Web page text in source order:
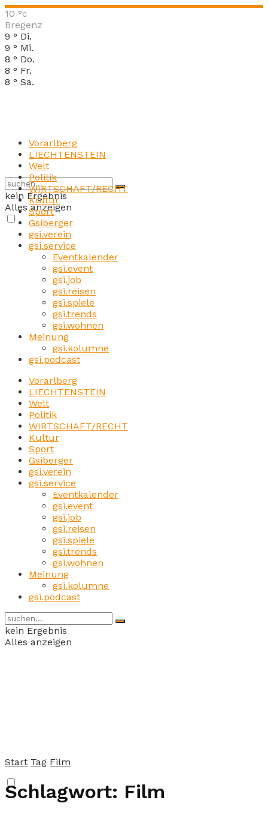
10 °c
Bregenz
9 ° Di.
9 ° Mi.
8 ° Do.
8 ° Fr.
8 ° Sa.
kein Ergebnis
Alles anzeigen
Vorarlberg
LIECHTENSTEIN
Welt
Politik
WIRTSCHAFT/RECHT
Kultur
Sport
Gsiberger
gsi.verein
gsi.service
Eventkalender
gsi.event
gsi.job
gsi.reisen
gsi.spiele
gsi.trends
gsi.wohnen
Meinung
gsi.kolumne
gsi.podcast
Vorarlberg
LIECHTENSTEIN
Welt
Politik
WIRTSCHAFT/RECHT
Kultur
Sport
Gsiberger
gsi.verein
gsi.service
Eventkalender
gsi.event
gsi.job
gsi.reisen
gsi.spiele
gsi.trends
gsi.wohnen
Meinung
gsi.kolumne
gsi.podcast
kein Ergebnis
Alles anzeigen
Start Tag Film
Schlagwort: Film